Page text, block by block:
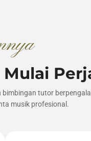
tutor
musik profesional.